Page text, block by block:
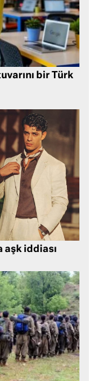
bir Türk
aşk iddiası